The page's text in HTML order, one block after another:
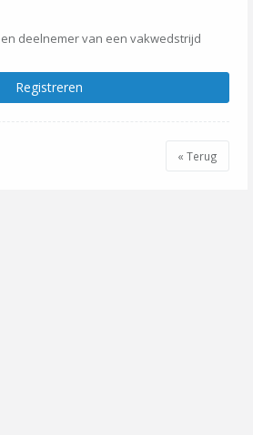
deelnemer van een vakwedstrijd
Registreren
« Terug